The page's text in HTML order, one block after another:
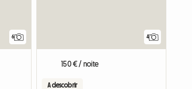
6 4
150 € / noite
A descobrir